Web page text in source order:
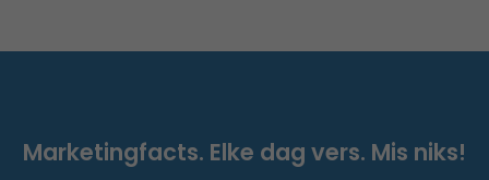
Marketingfacts. Elke dag vers. Mis niks!